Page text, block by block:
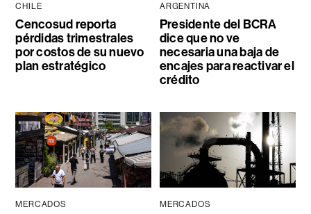
CHILE
Cencosud reporta
pérdidas trimestrales
por costos de su nuevo
plan estratégico
ARGENTINA
Presidente del BCRA
dice que no ve
necesaria una baja de
encajes para reactivar el
crédito
MERCADOS MERCADOS